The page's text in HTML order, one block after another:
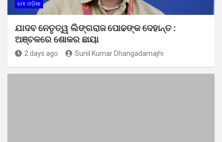
ମୋ ଓଡ଼ିଶା
ଯାଦବ ନେତୃତ୍ୱ ଲିଙ୍ଗରାଜ ପୋଢଙ୍କ ଦେହାନ୍ତ :
ଅଞ୍ଚଳରେ ଶୋକର ଛାୟା
2 days ago Sunil Kumar Dhangadamajhi